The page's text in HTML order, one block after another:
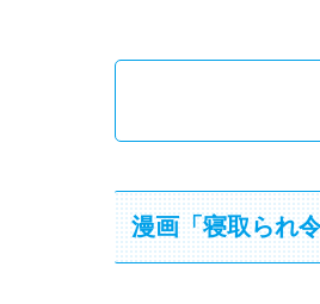
漫画「寝取られ